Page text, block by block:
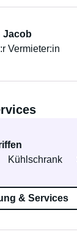
Jacob
Vermieter:in
Kühlschrank
& Services